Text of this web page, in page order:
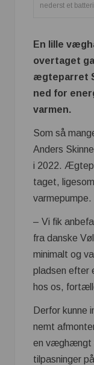
nederst et
En lille
overtaget
ægteparret
ned for
varmen.
Som så
Anders
i 2022.
taget,
varmepumpe.
– Vi fik
fra danske
minimalt og
pladsen efter
hos os,
Derfor kunne
nemt
en væghængt
tilpasninger